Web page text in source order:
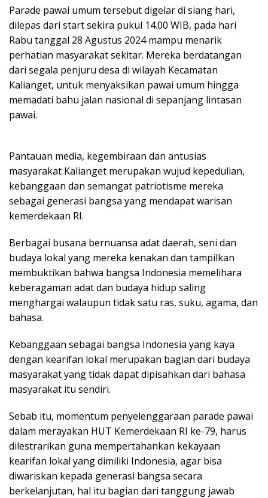
Parade pawai umum tersebut digelar di siang hari,
dilepas dari start sekira pukul 14.00 WIB, pada hari
Rabu tanggal 28 Agustus 2024 mampu menarik
perhatian masyarakat sekitar. Mereka berdatangan
dari segala penjuru desa di wilayah Kecamatan
Kalianget, untuk menyaksikan pawai umum hingga
memadati bahu jalan nasional di sepanjang lintasan
pawai.
Pantauan media, kegembiraan dan antusias
masyarakat Kalianget merupakan wujud kepedulian,
kebanggaan dan semangat patriotisme mereka
sebagai generasi bangsa yang mendapat warisan
kemerdekaan RI.
Berbagai busana bernuansa adat daerah, seni dan
budaya lokal yang mereka kenakan dan tampilkan
membuktikan bahwa bangsa Indonesia memelihara
keberagaman adat dan budaya hidup saling
menghargai walaupun tidak satu ras, suku, agama, dan
bahasa.
Kebanggaan sebagai bangsa Indonesia yang kaya
dengan kearifan lokal merupakan bagian dari budaya
masyarakat yang tidak dapat dipisahkan dari bahasa
masyarakat itu sendiri.
Sebab itu, momentum penyelenggaraan parade pawai
dalam merayakan HUT Kemerdekaan RI ke-79, harus
dilestrarikan guna mempertahankan kekayaan
kearifan lokal yang dimiliki Indonesia, agar bisa
diwariskan kepada generasi bangsa secara
berkelanjutan, hal itu bagian dari tanggung jawab